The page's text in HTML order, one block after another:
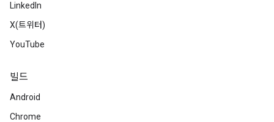
LinkedIn
X(트위터)
YouTube
빌드
Android
Chrome